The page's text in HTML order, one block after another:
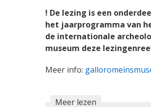
! De lezing is een
het jaarprogramma van
de internationale
museum deze
Meer info:
Meer lezen